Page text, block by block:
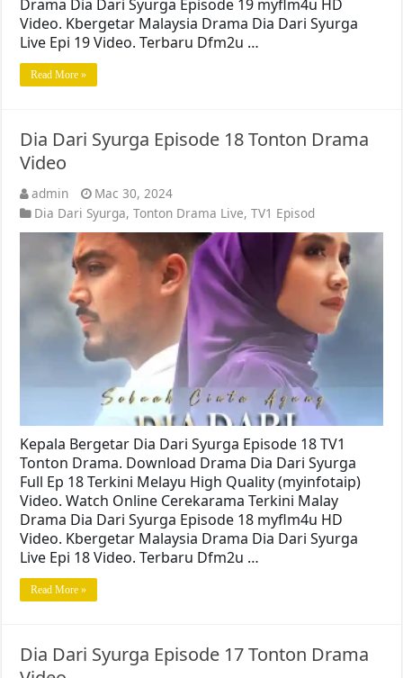
Drama Dia Dari Syurga Episode 19 myflm4u HD
Video. Kbergetar Malaysia Drama Dia Dari Syurga
Live Epi 19 Video. Terbaru Dfm2u …
Read More »
Dia Dari Syurga Episode 18 Tonton Drama
Video
admin
Mac 30, 2024
Dia Dari Syurga,Tonton Drama Live,TV1 Episod
Kepala Bergetar Dia Dari Syurga Episode 18 TV1
Tonton Drama. Download Drama Dia Dari Syurga
Full Ep 18 Terkini Melayu High Quality (myinfotaip)
Video. Watch Online Cerekarama Terkini Malay
Drama Dia Dari Syurga Episode 18 myflm4u HD
Video. Kbergetar Malaysia Drama Dia Dari Syurga
Live Epi 18 Video. Terbaru Dfm2u …
Read More »
Dia Dari Syurga Episode 17 Tonton Drama